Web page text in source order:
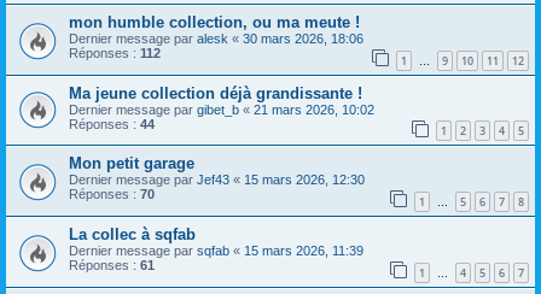
mon humble collection, ou ma meute !
Dernier message par alesk « 30 mars 2026, 18:06
Réponses : 112 1 … 9 10 11 12
Ma jeune collection déjà grandissante !
Dernier message par gibet_b « 21 mars 2026, 10:02
Réponses : 44 1 2 3 4 5
Mon petit garage
Dernier message par Jef43 « 15 mars 2026, 12:30
Réponses : 70 1 … 5 6 7 8
La collec à sqfab
Dernier message par sqfab « 15 mars 2026, 11:39
Réponses : 61 1 … 4 5 6 7